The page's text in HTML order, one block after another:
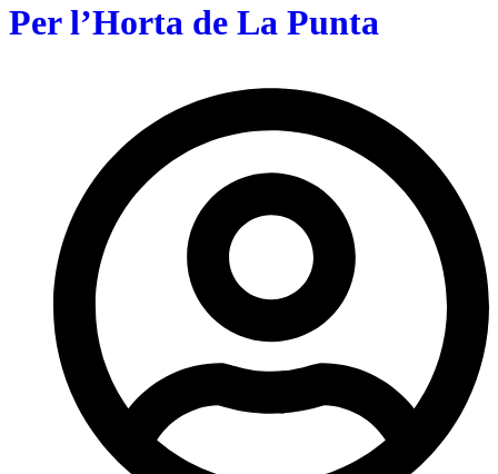
Per l’Horta de La Punta